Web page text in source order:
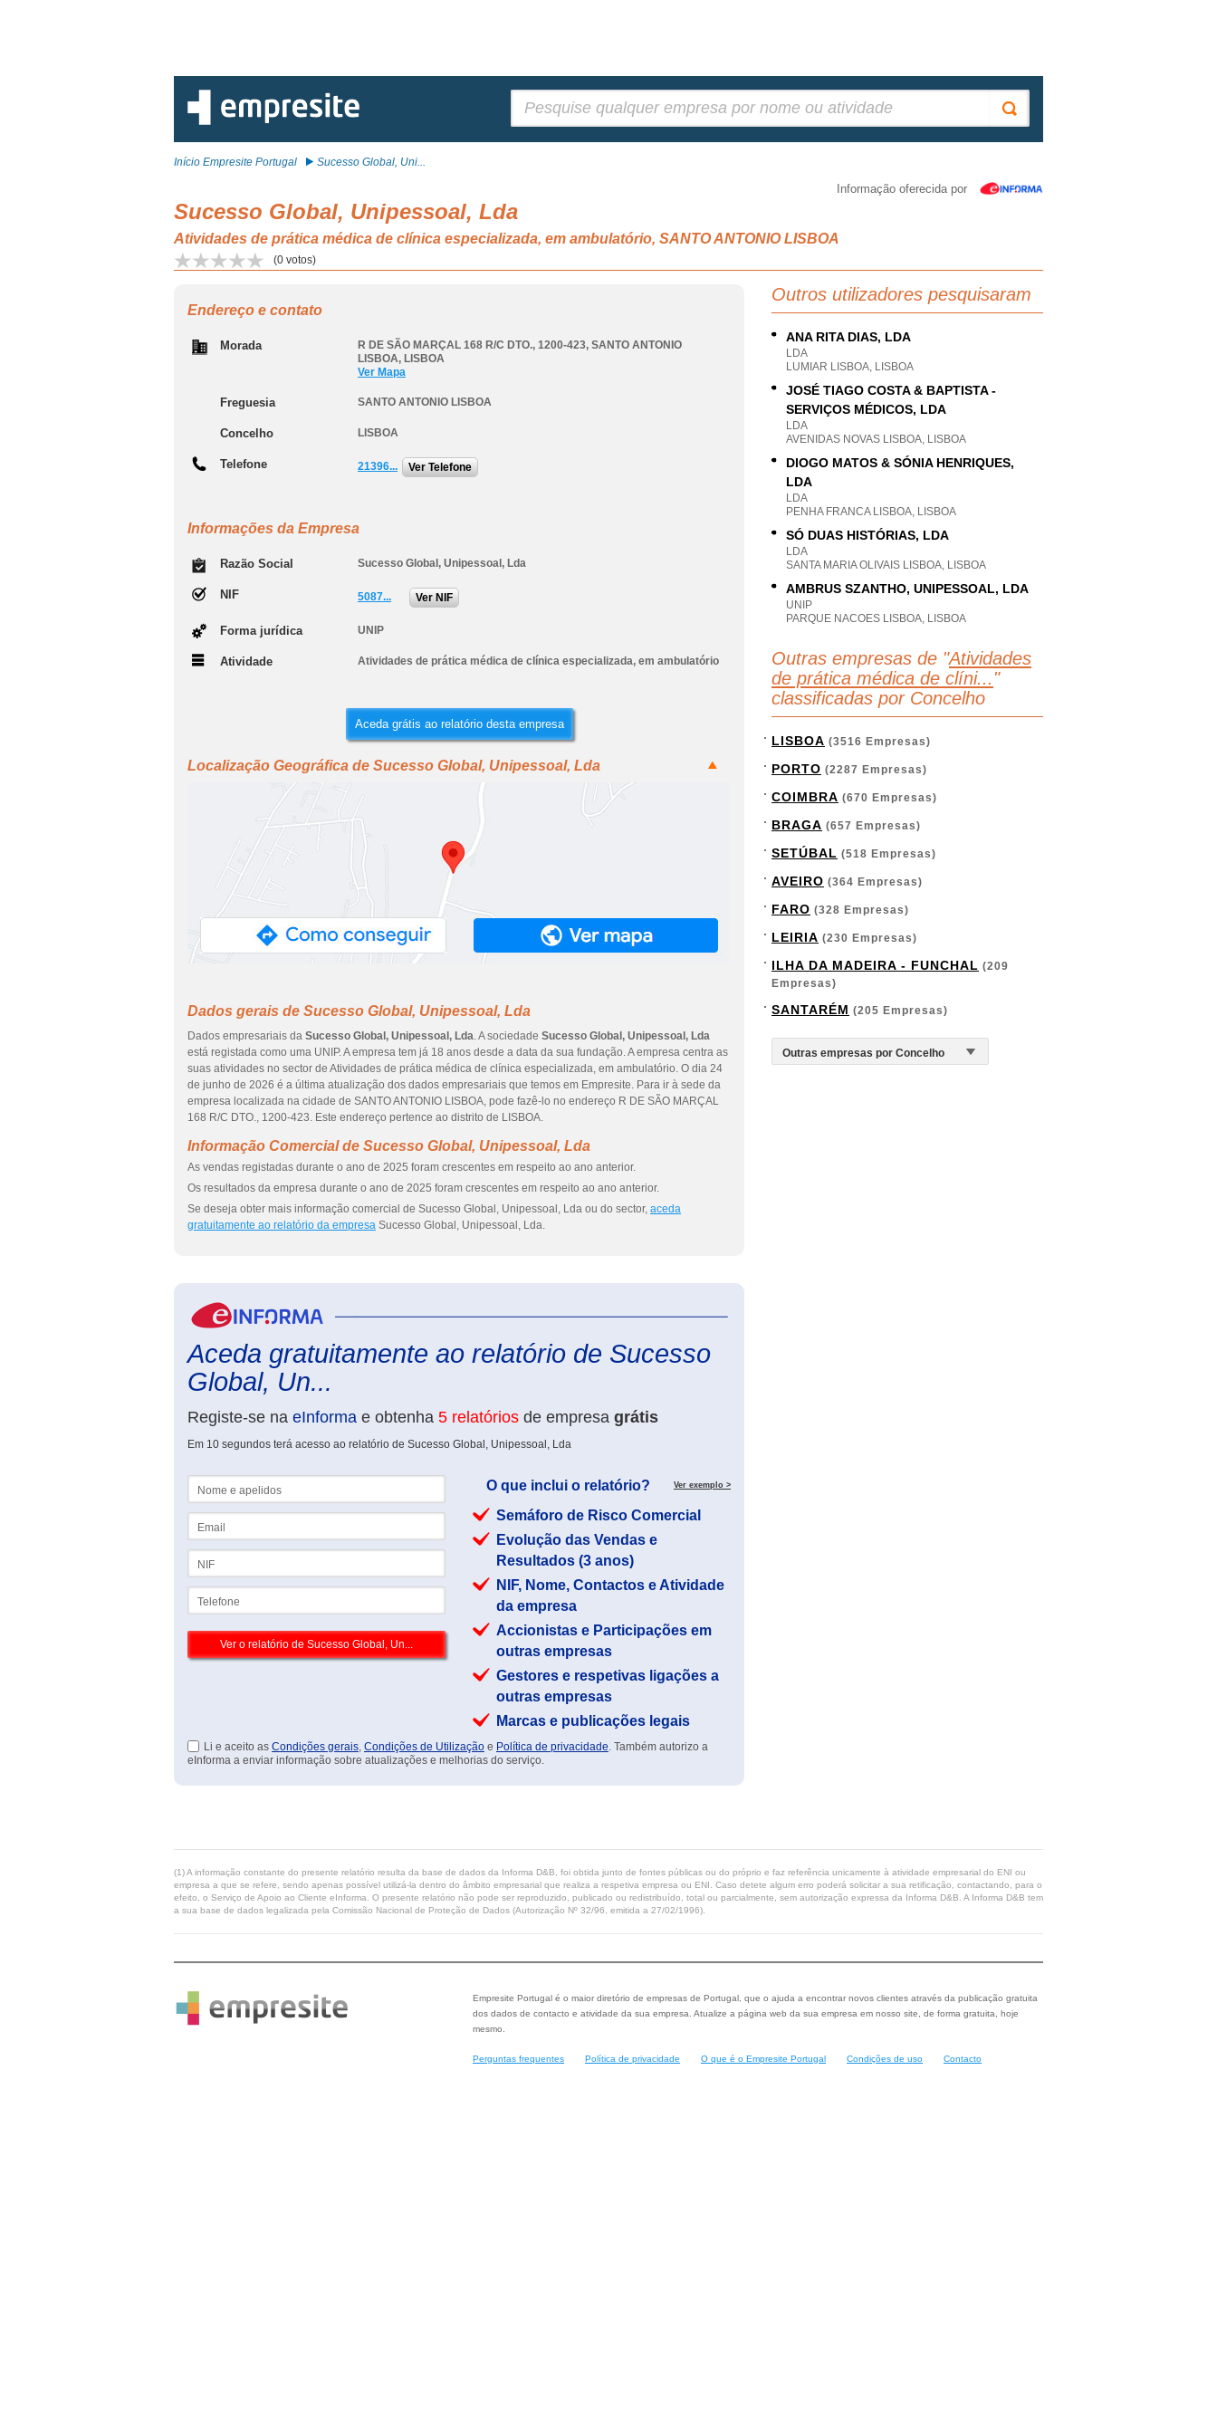
Início Empresite Portugal Sucesso Global, Uni...
Informação oferecida por
Sucesso Global, Unipessoal, Lda
Atividades de prática médica de clínica especializada, em ambulatório, SANTO ANTONIO LISBOA
(0 votos)
Endereço e contato
Morada R DE SÃO MARÇAL 168 R/C DTO., 1200-423, SANTO ANTONIO
LISBOA, LISBOA
Ver Mapa
Freguesia SANTO ANTONIO LISBOA
Concelho LISBOA
Telefone 21396... Ver Telefone
Informações da Empresa
Razão Social Sucesso Global, Unipessoal, Lda
NIF 5087... Ver NIF
Forma jurídica UNIP
Atividade Atividades de prática médica de clínica especializada, em ambulatório
Aceda grátis ao relatório desta empresa
Localização Geográfica de Sucesso Global, Unipessoal, Lda
Dados gerais de Sucesso Global, Unipessoal, Lda
Dados empresariais da Sucesso Global, Unipessoal, Lda. A sociedade Sucesso Global, Unipessoal, Lda
está registada como uma UNIP. A empresa tem já 18 anos desde a data da sua fundação. A empresa centra as
suas atividades no sector de Atividades de prática médica de clínica especializada, em ambulatório. O dia 24
de junho de 2026 é a última atualização dos dados empresariais que temos em Empresite. Para ir à sede da
empresa localizada na cidade de SANTO ANTONIO LISBOA, pode fazê-lo no endereço R DE SÃO MARÇAL
168 R/C DTO., 1200-423. Este endereço pertence ao distrito de LISBOA.
Informação Comercial de Sucesso Global, Unipessoal, Lda
As vendas registadas durante o ano de 2025 foram crescentes em respeito ao ano anterior.
Os resultados da empresa durante o ano de 2025 foram crescentes em respeito ao ano anterior.
Se deseja obter mais informação comercial de Sucesso Global, Unipessoal, Lda ou do sector, aceda
gratuitamente ao relatório da empresa Sucesso Global, Unipessoal, Lda.
Aceda gratuitamente ao relatório de Sucesso
Global, Un...
Registe-se na eInforma e obtenha 5 relatórios de empresa grátis
Em 10 segundos terá acesso ao relatório de Sucesso Global, Unipessoal, Lda
O que inclui o relatório? Ver exemplo >
Semáforo de Risco Comercial
Evolução das Vendas e
Resultados (3 anos)
NIF, Nome, Contactos e Atividade
da empresa
Accionistas e Participações em
outras empresas
Gestores e respetivas ligações a
outras empresas
Marcas e publicações legais
Li e aceito as Condições gerais, Condições de Utilização e Política de privacidade. Também autorizo a
eInforma a enviar informação sobre atualizações e melhorias do serviço.
Outros utilizadores pesquisaram
ANA RITA DIAS, LDA
LDA
LUMIAR LISBOA, LISBOA
JOSÉ TIAGO COSTA & BAPTISTA -
SERVIÇOS MÉDICOS, LDA
LDA
AVENIDAS NOVAS LISBOA, LISBOA
DIOGO MATOS & SÓNIA HENRIQUES,
LDA
LDA
PENHA FRANCA LISBOA, LISBOA
SÓ DUAS HISTÓRIAS, LDA
LDA
SANTA MARIA OLIVAIS LISBOA, LISBOA
AMBRUS SZANTHO, UNIPESSOAL, LDA
UNIP
PARQUE NACOES LISBOA, LISBOA
Outras empresas de "Atividades
de prática médica de clíni... "
classificadas por Concelho
LISBOA (3516 Empresas)
PORTO (2287 Empresas)
COIMBRA (670 Empresas)
BRAGA (657 Empresas)
SETÚBAL (518 Empresas)
AVEIRO (364 Empresas)
FARO (328 Empresas)
LEIRIA (230 Empresas)
ILHA DA MADEIRA - FUNCHAL (209
Empresas)
SANTARÉM (205 Empresas)
(1) A informação constante do presente relatório resulta da base de dados da Informa D&B, foi obtida junto de fontes públicas ou do próprio e faz referência unicamente à atividade empresarial do ENI ou
empresa a que se refere, sendo apenas possível utilizá-la dentro do âmbito empresarial que realiza a respetiva empresa ou ENI. Caso detete algum erro poderá solicitar a sua retificação, contactando, para o
efeito, o Serviço de Apoio ao Cliente eInforma. O presente relatório não pode ser reproduzido, publicado ou redistribuído, total ou parcialmente, sem autorização expressa da Informa D&B. A Informa D&B tem
a sua base de dados legalizada pela Comissão Nacional de Proteção de Dados (Autorização Nº 32/96, emitida a 27/02/1996).
Empresite Portugal é o maior diretório de empresas de Portugal, que o ajuda a encontrar novos clientes através da publicação gratuita
dos dados de contacto e atividade da sua empresa. Atualize a página web da sua empresa em nosso site, de forma gratuita, hoje
mesmo.
Perguntas frequentes Política de privacidade O que é o Empresite Portugal Condições de uso Contacto